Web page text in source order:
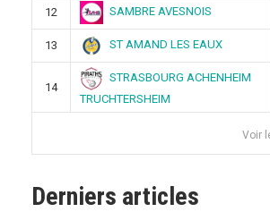
12 SAMBRE AVESNOIS
13 ST AMAND LES EAUX
14
STRASBOURG ACHENHEIM
TRUCHTERSHEIM
Voir
Derniers articles